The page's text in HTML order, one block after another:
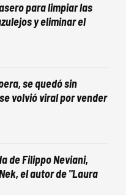
para limpiar las
y eliminar el
se quedó sin
volvió viral por vender
de Filippo Neviani,
el autor de "Laura